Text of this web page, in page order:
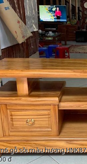
gỗ sồi màu hương HNK87
đ